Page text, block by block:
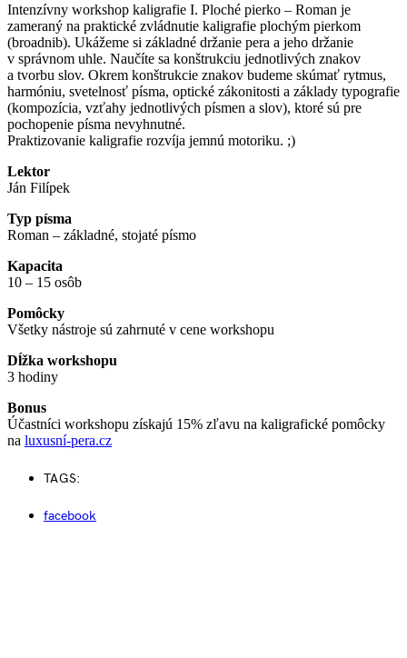
Intenzívny workshop kaligrafie I. Ploché pierko – Roman je
zameraný na praktické zvládnutie kaligrafie plochým pierkom
(broadnib). Ukážeme si základné držanie pera a jeho držanie
v správnom uhle. Naučíte sa konštrukciu jednotlivých znakov
a tvorbu slov. Okrem konštrukcie znakov budeme skúmať rytmus,
harmóniu, svetelnosť písma, optické zákonitosti a základy typografie
(kompozícia, vzťahy jednotlivých písmen a slov), ktoré sú pre
pochopenie písma nevyhnutné.
Praktizovanie kaligrafie rozvíja jemnú motoriku. ;)
Lektor
Ján Filípek
Typ písma
Roman – základné, stojaté písmo
Kapacita
10 – 15 osôb
Pomôcky
Všetky nástroje sú zahrnuté v cene workshopu
Dĺžka workshopu
3 hodiny
Bonus
Účastníci workshopu získajú 15% zľavu na kaligrafické pomôcky
na luxusní-pera.cz
TAGS:
facebook